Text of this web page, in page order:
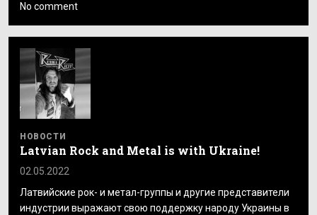
No comment
НОВОСТИ
Latvian Rock and Metal is with Ukraine!
02.05.2022
Латвийские рок- и метал-группы и другие представители
индустрии выражают свою поддержку народу Украины в